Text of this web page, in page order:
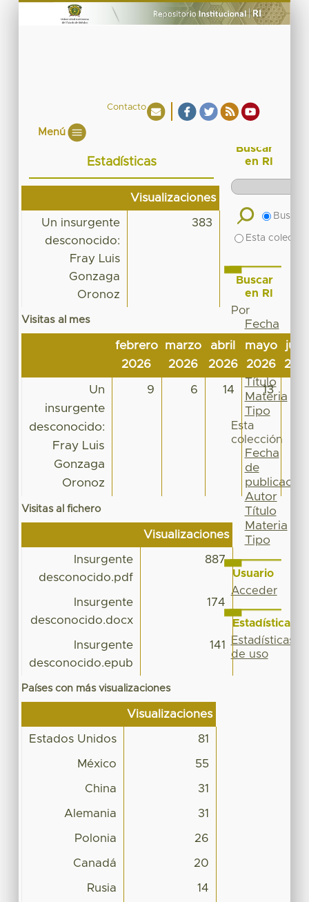
Contacto
Menú
Estadísticas
Visualizaciones
Un insurgente
desconocido:
Fray Luis
Gonzaga
Oronoz
383
Visitas al mes
febrero
2026
marzo
2026
abril
2026
mayo
2026
Un
insurgente
desconocido:
Fray Luis
Gonzaga
Oronoz
9 6 14 13
Visitas al fichero
Visualizaciones
Insurgente
desconocido.pdf
887
Insurgente
desconocido.docx
174
Insurgente
desconocido.epub
141
Países con más visualizaciones
Visualizaciones
Estados Unidos 81
México 55
China 31
Alemania 31
Polonia 26
Canadá 20
Rusia 14
Buscar
en RI
Buscar
Esta
Buscar
en RI
Por
Fecha
publicación
Autor
Título
Materia
Tipo
Esta
colección
Fecha
de
publicación
Autor
Título
Materia
Tipo
Usuario
Acceder
Estadísticas
Estadísticas
de uso